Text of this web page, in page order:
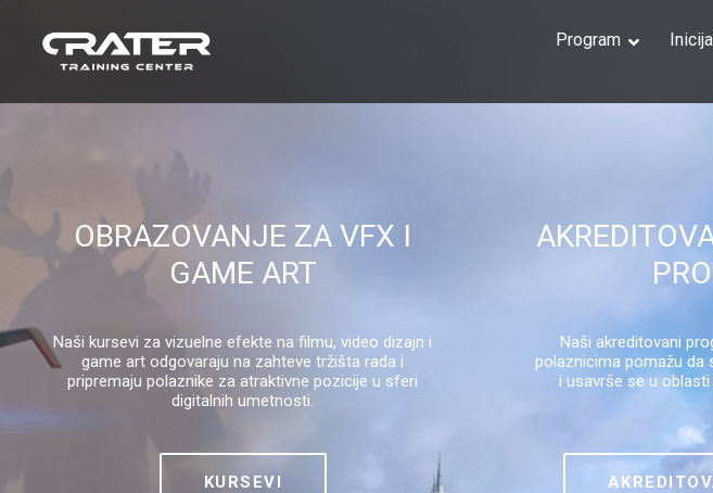
Program
OBRAZOVANJE ZA VFX I
GAME ART
Naši kursevi za vizuelne efekte na filmu, video dizajn i
game art odgovaraju na zahteve tržišta rada i
pripremaju polaznike za atraktivne pozicije u sferi
digitalnih umetnosti.
KURSEVI
Naši akreditovani
polaznicima pomažu da
i usavrše se u